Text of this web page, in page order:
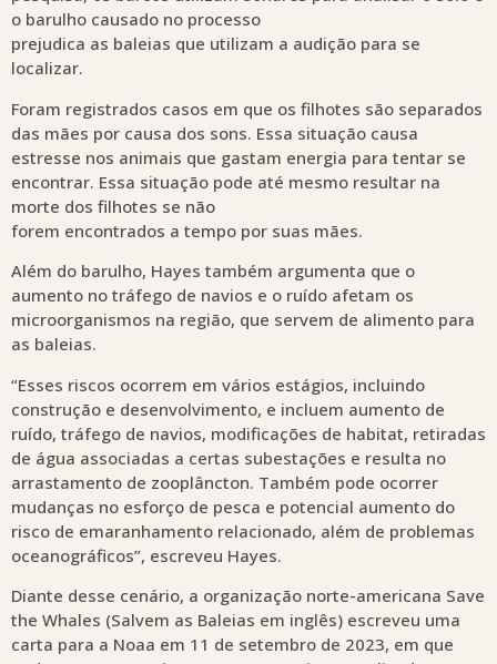
o barulho causado no processo
prejudica as baleias que utilizam a audição para se
localizar.
Foram registrados casos em que os filhotes são separados
das mães por causa dos sons. Essa situação causa
estresse nos animais que gastam energia para tentar se
encontrar. Essa situação pode até mesmo resultar na
morte dos filhotes se não
forem encontrados a tempo por suas mães.
Além do barulho, Hayes também argumenta que o
aumento no tráfego de navios e o ruído afetam os
microorganismos na região, que servem de alimento para
as baleias.
“Esses riscos ocorrem em vários estágios, incluindo
construção e desenvolvimento, e incluem aumento de
ruído, tráfego de navios, modificações de habitat, retiradas
de água associadas a certas subestações e resulta no
arrastamento de zooplâncton. Também pode ocorrer
mudanças no esforço de pesca e potencial aumento do
risco de emaranhamento relacionado, além de problemas
oceanográficos”, escreveu Hayes.
Diante desse cenário, a organização norte-americana Save
the Whales (Salvem as Baleias em inglês) escreveu uma
carta para a Noaa em 11 de setembro de 2023, em que